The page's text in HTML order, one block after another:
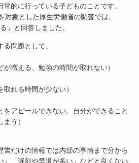
的に行っている子どものことです。
対象とした厚生労働省の調査では、
」と回答しました。
問題として、
が増える、勉強の時間が取れない）
取れる時間が少ない）
をアピールできない、自分ができること
う）
書だけの情報では内部の事情まで分から
」「遅刻や早退が多い」などと良くない